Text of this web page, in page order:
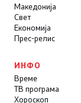
Македонија
Свет
Економија
Прес-релис
ИНФО
Време
ТВ програма
Хороскоп